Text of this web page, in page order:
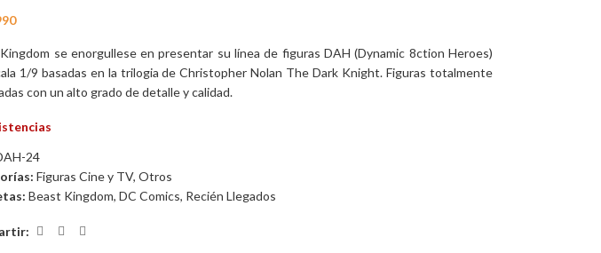
se enorgullese en presentar su línea de figuras DAH (Dynamic 8ction Heroes)
1/9 basadas en la trilogia de Christopher Nolan The Dark Knight. Figuras totalmente
con un alto grado de detalle y calidad.
24
Figuras Cine y TV, Otros
Beast Kingdom, DC Comics, Recién Llegados